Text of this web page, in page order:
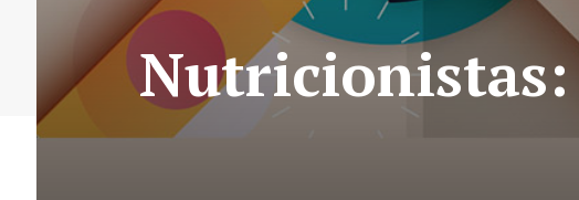
Nutricionistas: